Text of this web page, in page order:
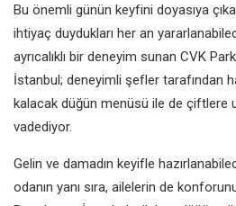
Bu önemli günün keyfini doyasıya
ihtiyaç duydukları her an
ayrıcalıklı bir deneyim sunan CVK
İstanbul; deneyimli şefler tarafından
kalacak düğün menüsü ile de çiftlere
vadediyor.
Gelin ve damadın keyifle
odanın yanı sıra, ailelerin de